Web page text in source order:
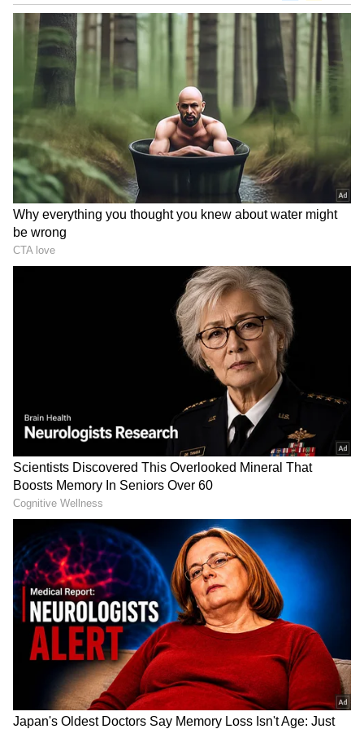
ಪ್ರಗ್ಯಾನ್ ರೋವರ್ ಚಂದ್ರನ ಮೇಲ್ಮೈಯಲ್ಲಿ ಆಲ್ಫಾ
ಪಾರ್ಟಿಕಲ್ ಎಕ್ಸ್-ರೇ ಸ್ಪೆಕ್ಟ್ರೋಮೀಟರ್ (APXS) ಮತ್ತು
ಲೇಸರ್ ಇಂಡ್ಯೂಸ್ಡ್ ಬ್ರೇಕ್‌ಡೌನ್ ಸ್ಪೆಕ್ಟ್ರೋಸ್ಕೋಪ್ (LIBS)
ಅನ್ನು ಬಳಸಿಕೊಂಡು ರಾಸಾಯನಿಕ ಸಂಶೋಧನೆ ನಡೆಸುತ್ತಿದೆ.
ದಕ್ಷಿಣ ಧ್ರುವದ ಸಮೀಪವಿರುವ ಚಂದ್ರನ ಮೇಲ್ಮೈಯಲ್ಲಿ
ಸಲ್ಫರ್ ಇರುವಿಕೆಯನ್ನು ರೋವರ್ ಕಂಡು ಹಿಡಿದಿದೆ.
DOWNLOAD APP
ಸ್ಮಾರ್ಟ್‌ಫೋನ್‌ಗಳುಮತ್ತು AI ನಿಂದ ಸೈಬರ್‌ ಭದ್ರತೆ
ದ ಪ್ರಗತಿಯವರೆಗೆ ಇತ್ತೀಚಿನ ಟೆಕ್ನಾಲಜಿ
Technology News in Kannada ) ಬಗ್ಗೆ
ನಿರಂತರವಾದ ಅಪ್‌ಡೇಟ್‌. ಡಿಜಿಟಲ್ ಟ್ರೆಂಡ್‌ಗಳ ಕುರಿತು
ತಜ್ಞರ ಮಾತುಗಳು, ವಿವರವಾದ ಮಾಹಿತಿ ಮತ್ತು ಬ್ರೇಕಿಂಗ್
ನ್ಯೂಸ್‌ ಸಿಗುವ ಏಕೈಕ ತಾಣ ಏಷ್ಯಾನೆಟ್‌ ಸುವರ್ಣ
ರಿಲೀಸ್‌ ಆಯ್ತಾ? ಹೊಸ
ಸ್ಟಾರ್ಟ್‌ಅಪ್‌ಗಳು ಬಂದಿದ್ಯಾ? ಭವಿಷ್ಯವನ್ನು ಬದಲಿಸುವ
ಟೆಕ್‌ ಪಾಲಿಸಿ ಯಾವುದು? ಇವುಗಳ ಇಂಚಿಂಚೂ ಮಾಹಿತಿ
ಸಿಗಲಿದೆ. ಟೆಕ್‌ ಎಕ್ಸ್‌ಪ್ಲೇನರ್ಸ್‌ ಹಾಗೂ ಗ್ಯಾಜೆಟ್‌ ಡೆಮೋ
ವಿಡಿಯೋಗಳು ಕೂಡ ನೀವು ಕಾಣಬಹುದು.